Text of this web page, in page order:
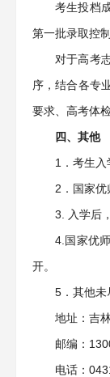
考生投档
第一批录取控
对于高考
序，结合各专
要求、高考体
四、其他
1．考生入
2．国家优
3. 入学后
4.国家优
开。
5．其他未
地址：吉
邮编：
电话：